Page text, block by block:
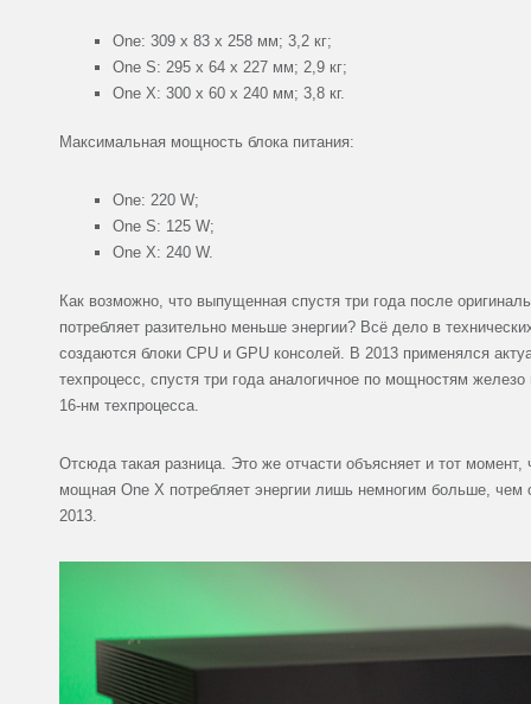
One: 309 x 83 x 258 мм; 3,2 кг;
One S: 295 x 64 x 227 мм; 2,9 кг;
One X: 300 x 60 x 240 мм; 3,8 кг.
Максимальная мощность блока питания:
One: 220 W;
One S: 125 W;
One X: 240 W.
Как возможно, что выпущенная спустя три года после
потребляет разительно меньше энергии? Всё дело в
создаются блоки CPU и GPU консолей. В 2013 применялся
техпроцесс, спустя три года аналогичное по мощностям
16-нм техпроцесса.
Отсюда такая разница. Это же отчасти объясняет и тот момент,
мощная One X потребляет энергии лишь немногим больше, чем
2013.